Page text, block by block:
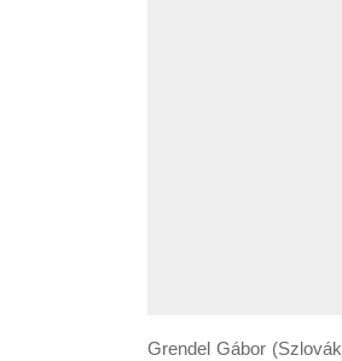
Grendel Gábor